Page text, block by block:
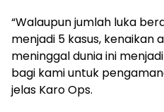
“Walaupun jumlah luka
menjadi 5 kasus,
meninggal dunia ini
bagi kami untuk
jelas Karo Ops.